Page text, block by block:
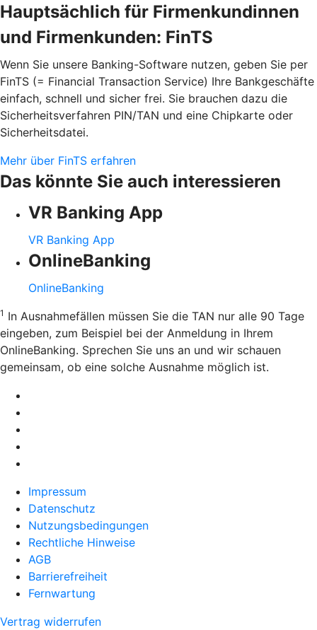
Hauptsächlich für Firmenkundinnen
und Firmenkunden: FinTS
Wenn Sie unsere Banking-Software nutzen, geben Sie per
FinTS (= Financial Transaction Service) Ihre Bankgeschäfte
einfach, schnell und sicher frei. Sie brauchen dazu die
Sicherheitsverfahren PIN/TAN und eine Chipkarte oder
Sicherheitsdatei.
Mehr über FinTS erfahren
Das könnte Sie auch interessieren
VR Banking App
VR Banking App
OnlineBanking
OnlineBanking
1 In Ausnahmefällen müssen Sie die TAN nur alle 90 Tage
eingeben, zum Beispiel bei der Anmeldung in Ihrem
OnlineBanking. Sprechen Sie uns an und wir schauen
gemeinsam, ob eine solche Ausnahme möglich ist.
Impressum
Datenschutz
Nutzungsbedingungen
Rechtliche Hinweise
AGB
Barrierefreiheit
Fernwartung
Vertrag widerrufen